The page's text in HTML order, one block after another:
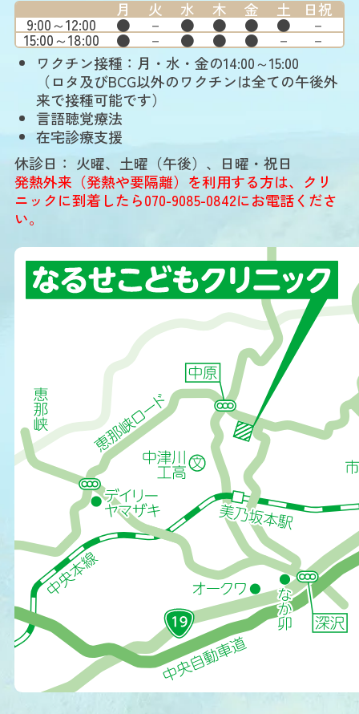
月
火 水 木 金 土 日祝
9:00～12:00 ● － ● ● ● ● －
15:00～18:00 ● － ● ● ● －
－
ワクチン接種：月・水・金の14:00～15:00
（ロタ及びBCG以外のワクチンは全ての午後外
来で接種可能です）
言語聴覚療法
在宅診療支援
休診日
火曜、土曜（午後）、日曜・祝日
発熱外来（発熱や要隔離）を利用する方は、クリ
ニックに到着したら070-9085-0842にお電話くださ
い。